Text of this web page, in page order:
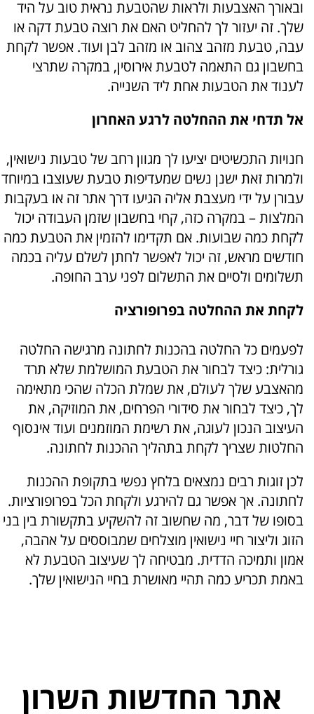
ובאורך האצבעות ולראות שהטבעת נראית טוב על היד
שלך. זה יעזור לך להחליט האם את רוצה טבעת דקה או
עבה, טבעת מזהב צהוב או מזהב לבן ועוד. אפשר לקחת
בחשבון גם התאמה לטבעת אירוסין, במקרה שתרצי
לענוד את הטבעות אחת ליד השנייה.
אל תדחי את ההחלטה לרגע האחרון
חנויות התכשיטים יציעו לך מגוון רחב של טבעות נישואין,
ולמרות זאת ישנן נשים שמעדיפות טבעת שעוצבו במיוחד
עבורן על ידי מעצבת אליה הגיעו דרךאתר זה או בעקבות
המלצות – במקרה כזה, קחי בחשבון שזמן העבודה יכול
לקחת כמה שבועות. אם תקדימו להזמין את הטבעת כמה
חודשים מראש, זה יכול לאפשר לחתן לשלם עליה בכמה
תשלומים ולסיים את התשלום לפני ערב החופה.
לקחת את ההחלטה בפרופורציה
לפעמים כל החלטה בהכנות לחתונה מרגישה החלטה
גורלית: כיצד לבחור את הטבעת המושלמת שלא תרד
מהאצבע שלך לעולם, את שמלת הכלה שהכי מתאימה
לך, כיצד לבחור את סידורי הפרחים, את המוזיקה, את
העיצוב הנכון לעוגה, את רשימת המוזמנים ועוד אינסוף
החלטות שצריך לקחת בתהליך ההכנות לחתונה.
לכן זוגות רבים נמצאים בלחץ נפשי בתקופת ההכנות
לחתונה. אך אפשר גם להירגע ולקחת הכל בפרופורציות.
בסופו של דבר, מה שחשוב זה להשקיע בתקשורת בין בני
הזוג וליצור חיי נישואין מוצלחים שמבוססים על אהבה,
אמון ותמיכה הדדית. מבטיחה לך שעיצוב הטבעת לא
באמת תכריע כמה תהיי מאושרת בחיי הנישואין שלך.
אתר החדשות השרון